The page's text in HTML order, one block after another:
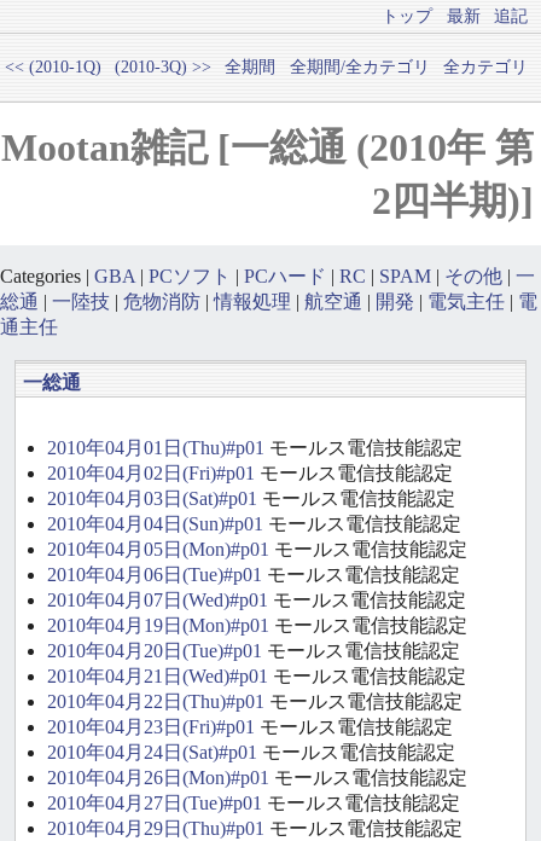
トップ 最新 追記
<< (2010-1Q) (2010-3Q) >> 全期間 全期間/全カテゴリ 全カテゴリ
Mootan雑記 [一総通 (2010年 第
2四半期)]
Categories | GBA | PCソフト | PCハード | RC | SPAM | その他 | 一
総通 | 一陸技 | 危物消防 |情報処理 | 航空通 | 開発 | 電気主任 | 電
通主任
一総通
2010年04月01日(Thu)#p01 モールス電信技能認定
2010年04月02日(Fri)#p01 モールス電信技能認定
2010年04月03日(Sat)#p01 モールス電信技能認定
2010年04月04日(Sun)#p01 モールス電信技能認定
2010年04月05日(Mon)#p01 モールス電信技能認定
2010年04月06日(Tue)#p01 モールス電信技能認定
2010年04月07日(Wed)#p01 モールス電信技能認定
2010年04月19日(Mon)#p01 モールス電信技能認定
2010年04月20日(Tue)#p01 モールス電信技能認定
2010年04月21日(Wed)#p01 モールス電信技能認定
2010年04月22日(Thu)#p01 モールス電信技能認定
2010年04月23日(Fri)#p01 モールス電信技能認定
2010年04月24日(Sat)#p01 モールス電信技能認定
2010年04月26日(Mon)#p01 モールス電信技能認定
2010年04月27日(Tue)#p01 モールス電信技能認定
2010年04月29日(Thu)#p01 モールス電信技能認定